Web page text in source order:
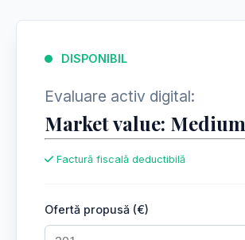
DISPONIBIL
Evaluare activ digital:
Market value: Medium
Factură fiscală deductibilă
Ofertă propusă (€)